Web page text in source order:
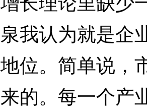
我认为就是企
位。简单说，
的。每一个产